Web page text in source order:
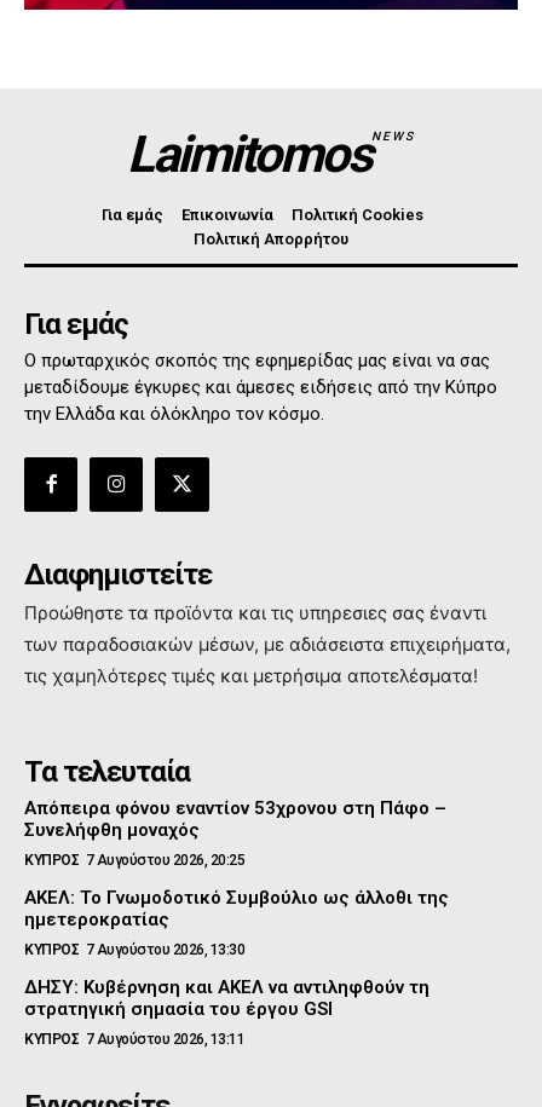
LaimitomosNEWS
Για εμάς Επικοινωνία
Πολιτική Cookies
Πολιτική Απορρήτου
Για εμάς
Ο πρωταρχικός σκοπός της εφημερίδας μας είναι να σας
μεταδίδουμε έγκυρες και άμεσες ειδήσεις από την Κύπρο
την Ελλάδα και όλόκληρο τον κόσμο.
Διαφημιστείτε
Προώθηστε τα προϊόντα και τις υπηρεσιες σας έναντι
των παραδοσιακών μέσων, με αδιάσειστα επιχειρήματα,
τις χαμηλότερες τιμές και μετρήσιμα αποτελέσματα!
Τα τελευταία
Απόπειρα φόνου εναντίον 53χρονου στη Πάφο –
Συνελήφθη μοναχός
ΚΥΠΡΟΣ 7 Αυγούστου 2026, 20:25
ΑΚΕΛ: Το Γνωμοδοτικό Συμβούλιο ως άλλοθι της
ημετεροκρατίας
ΚΥΠΡΟΣ 7 Αυγούστου 2026, 13:30
ΔΗΣΥ: Κυβέρνηση και ΑΚΕΛ να αντιληφθούν τη
στρατηγική σημασία του έργου GSI
ΚΥΠΡΟΣ 7 Αυγούστου 2026, 13:11